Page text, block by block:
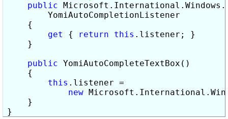
public
        YomiAutoCompletionListener
    {
get
{ return this .listener; }
    }
public YomiAutoCompleteTextBox()
    {
this .listener =
new
    }
}